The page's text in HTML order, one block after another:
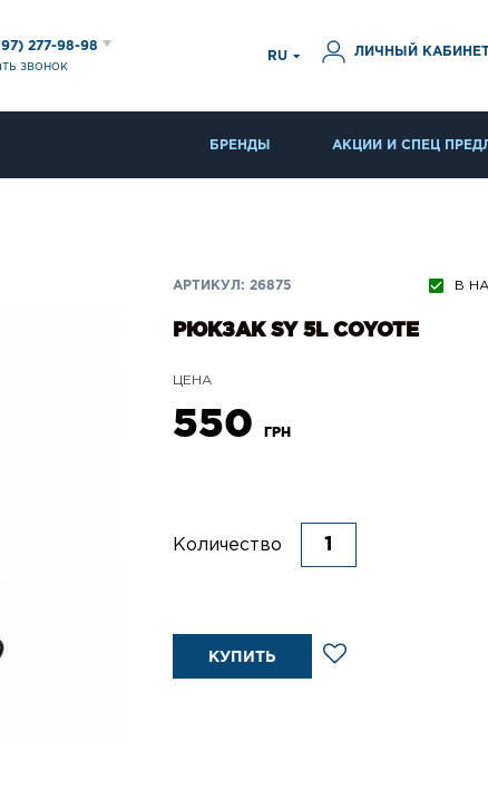
277-98-98
звонок
RU ЛИЧНЫЙ
БРЕНДЫ АКЦИИ И СПЕЦ
АРТИКУЛ: 26875 В
РЮКЗАК SY 5L COYOTE
ЦЕНА
550 ГРН
Количество
КУПИТЬ